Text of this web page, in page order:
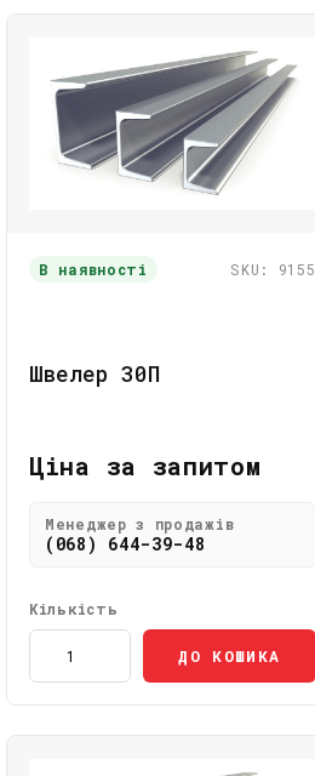
В наявності SKU: 9155
Швелер 30П
Ціна за запитом
Менеджер з продажів
(068) 644-39-48
Кількість
ДО КОШИКА